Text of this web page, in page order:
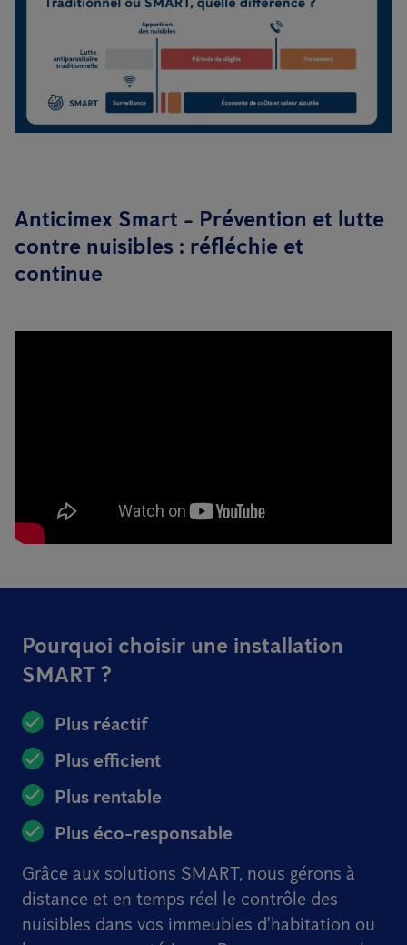
Anticimex Smart - Prévention et lutte
contre nuisibles : réfléchie et
continue
Pourquoi choisir une installation
SMART ?
Plus réactif
Plus efficient
Plus rentable
Plus éco-responsable
Grâce aux solutions SMART, nous gérons à
distance et en temps réel le contrôle des
nuisibles dans vos immeubles d'habitation ou